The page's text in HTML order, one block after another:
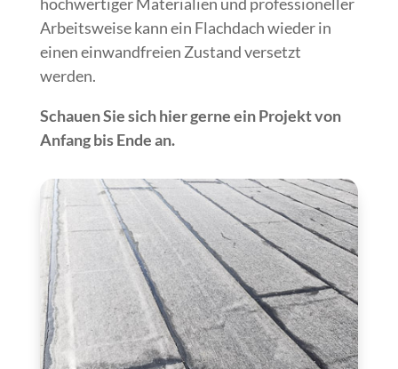
Arbeitsweise kann ein Flachdach wieder in
einen einwandfreien Zustand versetzt
werden.
Schauen Sie sich hier gerne ein Projekt von
Anfang bis Ende an.